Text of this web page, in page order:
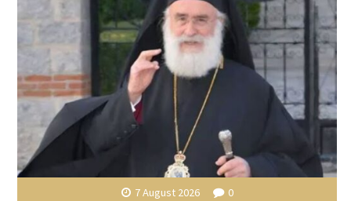
7 August 2026 0